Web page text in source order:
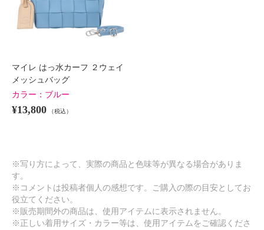
マイレ はっ水カーフ ２ウェイ
メッシュバッグ
カラー： ブルー
¥13,800 （税込）
※写り方によって、実際の商品と色味等が異なる場合がありま
す。
※コメントは投稿者個人の感想です。ご購入の際の目安としてお
役立てください。
※販売期間外の商品は、使用アイテムに表示されません。
※正しい着用サイズ・カラー等は、使用アイテムをご確認くださ